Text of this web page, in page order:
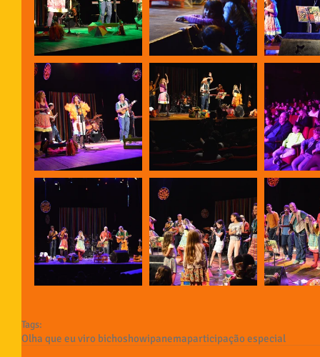
Tags:
Olha que eu viro bichoshowipanemaparticipação especial